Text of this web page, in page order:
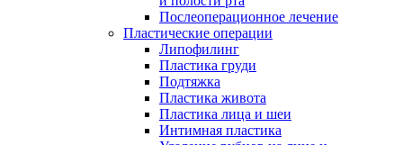
Послеоперационное лечение
Пластические операции
Липофилинг
Пластика груди
Подтяжка
Пластика живота
Пластика лица и шеи
Интимная пластика